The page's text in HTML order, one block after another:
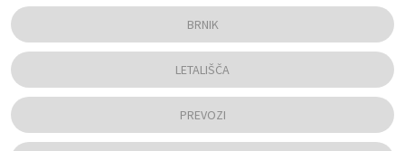
BRNIK
LETALIŠČA
PREVOZI